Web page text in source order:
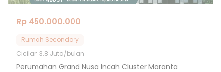
Rp 450.000.000
Rumah Secondary
Cicilan 3.8 Juta/bulan
Perumahan Grand Nusa Indah Cluster Maranta